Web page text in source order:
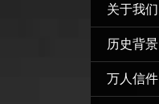
关于我们
历史背景
万人信件